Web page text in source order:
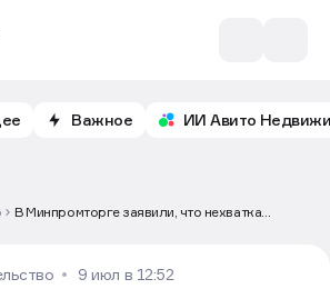
Важное ИИ Авито
В Минпромторге заявили, что нехватка
9 июл в 12:52